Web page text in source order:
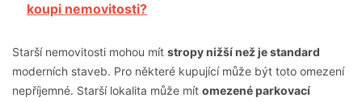
koupi nemovitosti?
Starší nemovitosti mohou mít stropy nižší než je standard
moderních staveb. Pro některé kupující může být toto omezení
nepříjemné. Starší lokalita může mít omezené parkovací